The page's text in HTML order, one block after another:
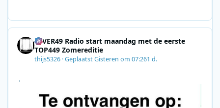
8F09201A140D&utm_source=SmartBrief
4EVER49 Radio start maandag met de eerste
TOP449 Zomereditie
thijs5326 ·GeplaatstGisteren om 07:261 d.
.